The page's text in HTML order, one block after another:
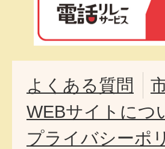
よくある質問
WEBサイトにつ
プライバシーポ